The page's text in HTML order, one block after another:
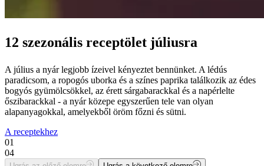
12 szezonális receptölet júliusra
A július a nyár legjobb ízeivel kényeztet bennünket. A lédús
paradicsom, a ropogós uborka és a színes paprika találkozik az édes
bogyós gyümölcsökkel, az érett sárgabarackkal és a napérlelte
őszibarackkal - a nyár közepe egyszerűen tele van olyan
alapanyagokkal, amelyekből öröm főzni és sütni.
A receptekhez
01
04